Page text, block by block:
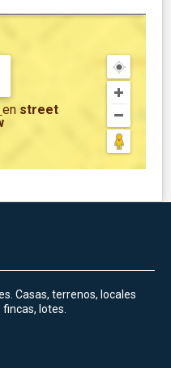
en street
Casas, terrenos, locales
lotes.